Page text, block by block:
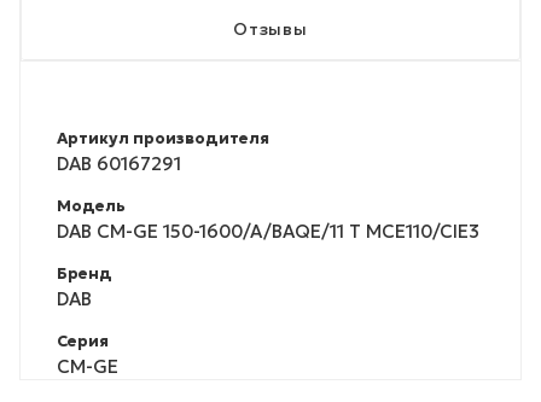
Отзывы
Артикул производителя
DAB 60167291
Модель
DAB CM-GE 150-1600/A/BAQE/11 T MCE110/CIE3
Бренд
DAB
Серия
CM-GE